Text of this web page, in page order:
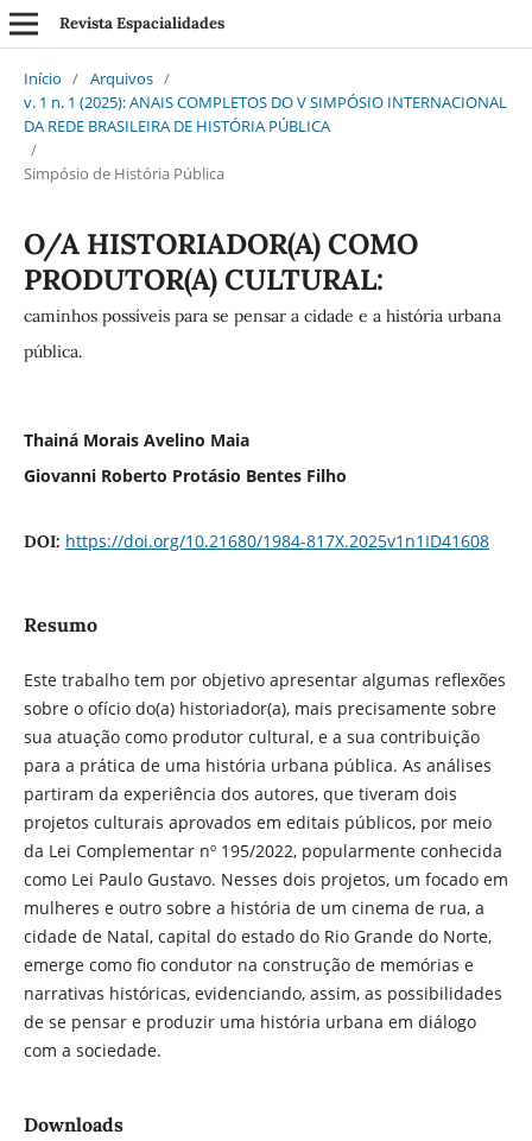
Revista Espacialidades
Início / Arquivos /
v. 1 n. 1 (2025): ANAIS COMPLETOS DO V SIMPÓSIO INTERNACIONAL
DA REDE BRASILEIRA DE HISTÓRIA PÚBLICA
/
Simpósio de História Pública
O/A HISTORIADOR(A) COMO
PRODUTOR(A) CULTURAL:
caminhos possíveis para se pensar a cidade e a história urbana
pública.
Thainá Morais Avelino Maia
Giovanni Roberto Protásio Bentes Filho
DOI: https://doi.org/10.21680/1984-817X.2025v1n1ID41608
Resumo
Este trabalho tem por objetivo apresentar algumas reflexões
sobre o ofício do(a) historiador(a), mais precisamente sobre
sua atuação como produtor cultural, e a sua contribuição
para a prática de uma história urbana pública. As análises
partiram da experiência dos autores, que tiveram dois
projetos culturais aprovados em editais públicos, por meio
da Lei Complementar nº 195/2022, popularmente conhecida
como Lei Paulo Gustavo. Nesses dois projetos, um focado em
mulheres e outro sobre a história de um cinema de rua, a
cidade de Natal, capital do estado do Rio Grande do Norte,
emerge como fio condutor na construção de memórias e
narrativas históricas, evidenciando, assim, as possibilidades
de se pensar e produzir uma história urbana em diálogo
com a sociedade.
Downloads